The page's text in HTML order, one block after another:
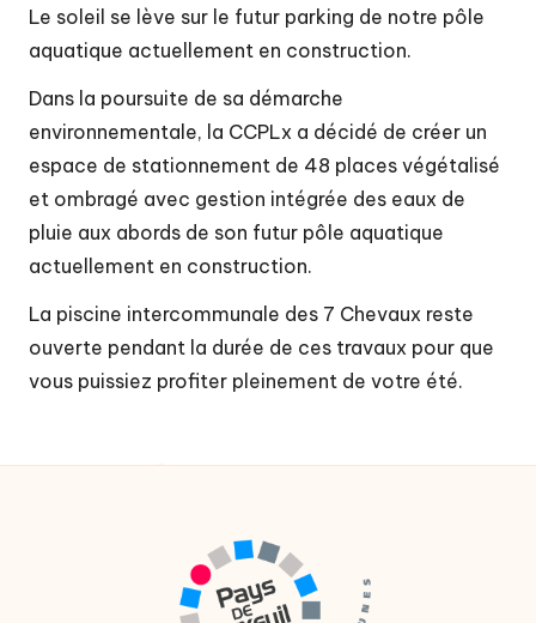
u
t
é
d
e
c
o
m
m
n
Le soleil se lève sur le futur parking de notre pôle
aquatique actuellement en construction.
Dans la poursuite de sa démarche
environnementale, la CCPLx a décidé de créer un
espace de stationnement de 48 places végétalisé
et ombragé avec gestion intégrée des eaux de
pluie aux abords de son futur pôle aquatique
actuellement en construction.
La piscine intercommunale des 7 Chevaux reste
ouverte pendant la durée de ces travaux pour que
vous puissiez profiter pleinement de votre été.